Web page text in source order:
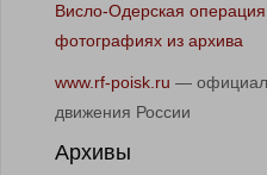
Висло-Одерская
фотографиях из архива
www.rf-poisk.ru —
движения России
Архивы